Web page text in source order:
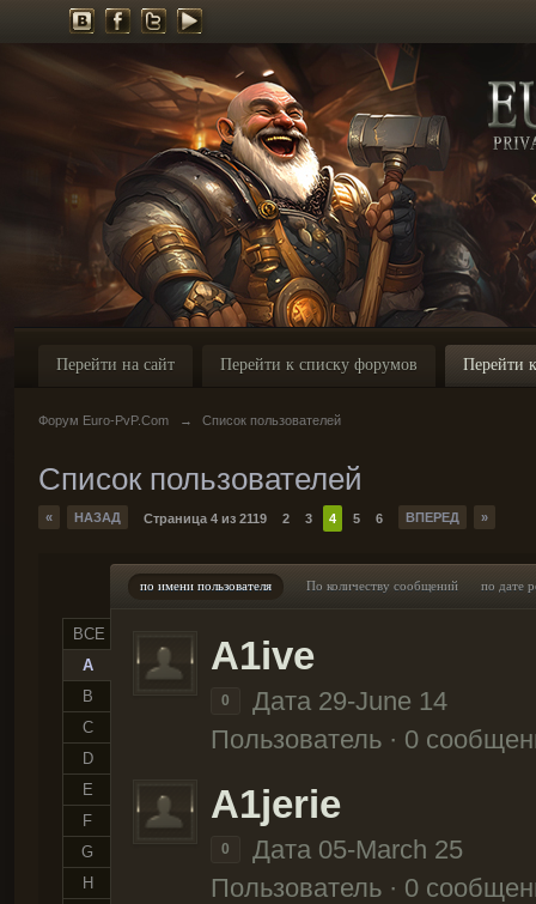
Перейти на сайт Перейти к списку форумов Перейти
Форум Euro-PvP.Com → Список пользователей
Список пользователей
« НАЗАД Страница 4 из 2119 2 3 4 5 6 ВПЕРЕД »
ВСЕ
A
B
C
D
E
F
G
H
по имени пользователя По количеству сообщений по дате
A1ive
0
Дата 29-June 14
Пользователь · 0
A1jerie
0
Дата 05-March 25
Пользователь · 0